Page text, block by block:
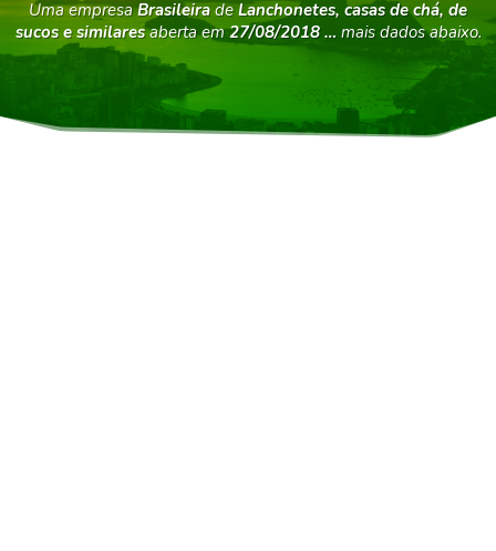
Uma empresaBrasileira deLanchonetes, casas de chá, de
sucos e similaresaberta em27/08/2018 …mais dados abaixo.